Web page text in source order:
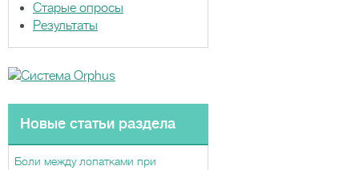
Старые опросы
Результаты
Новые статьи раздела
Боли между лопатками при